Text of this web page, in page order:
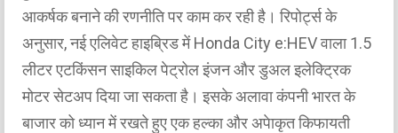
आकर्षक बनाने की रणनीति पर काम कर रही है। रिपोर्ट्स के
अनुसार, नई एलिवेट हाइब्रिड में Honda City e:HEV वाला 1.5
लीटर एटकिंसन साइकिल पेट्रोल इंजन और डुअल इलेक्ट्रिक
मोटर सेटअप दिया जा सकता है। इसके अलावा कंपनी भारत के
बाजार को ध्यान में रखते हुए एक हल्का और अपेाकृत किफायती